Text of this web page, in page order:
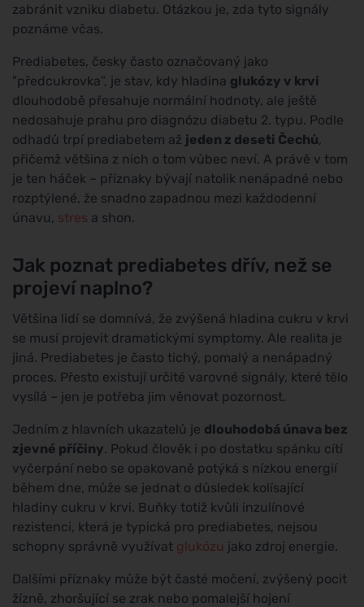
zabránit vzniku diabetu. Otázkou je, zda tyto signály
poznáme včas.
Prediabetes, česky často označovaný jako
"předcukrovka”, je stav, kdy hladina glukózy v krvi
dlouhodobě přesahuje normální hodnoty, ale ještě
nedosahuje prahu pro diagnózu diabetu 2. typu. Podle
odhadů trpí prediabetem až jeden z deseti Čechů,
přičemž většina z nich o tom vůbec neví. A právě v tom
je ten háček – příznaky bývají natolik nenápadné nebo
rozptýlené, že snadno zapadnou mezi každodenní
únavu, stres a shon.
Jak poznat prediabetes dřív, než se
projeví naplno?
Většina lidí se domnívá, že zvýšená hladina cukru v krvi
se musí projevit dramatickými symptomy. Ale realita je
jiná. Prediabetes je často tichý, pomalý a nenápadný
proces. Přesto existují určité varovné signály, které tělo
vysílá – jen je potřeba jim věnovat pozornost.
Jedním z hlavních ukazatelů je dlouhodobá únava bez
zjevné příčiny. Pokud člověk i po dostatku spánku cítí
vyčerpání nebo se opakovaně potýká s nízkou energií
během dne, může se jednat o důsledek kolísající
hladiny cukru v krvi. Buňky totiž kvůli inzulínové
rezistenci, která je typická pro prediabetes, nejsou
schopny správně využívat glukózu jako zdroj energie.
Dalšími příznaky může být časté močení, zvýšený pocit
žízně, zhoršující se zrak nebo pomalejší hojení